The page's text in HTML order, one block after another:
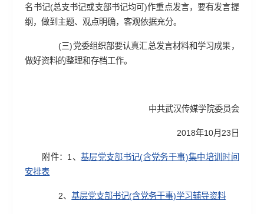
名书记(总支书记或支部书记均可)作重点发言，要有发言提
纲，做到主题、观点明确，客观依据充分。
(三)党委组织部要认真汇总发言材料和学习成果，
做好资料的整理和存档工作。
中共武汉传媒学院委员会
2018年10月23日
附件：1、 基层党支部书记(含党务干事)集中培训时间
安排表
2、基层党支部书记(含党务干事)学习辅导资料